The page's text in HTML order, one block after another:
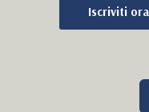
Iscriviti